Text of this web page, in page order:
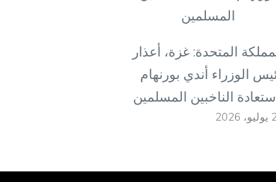
المتحدة: غزة، أعذار
الوزراء أندي بورنهام
الناخبين المسلمين